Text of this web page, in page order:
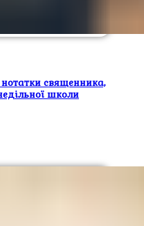
священника,
школи